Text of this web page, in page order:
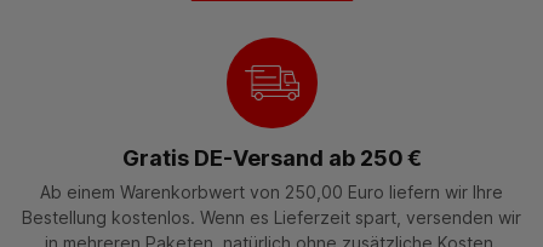
Gratis DE-Versand ab 250 €
Ab einem Warenkorbwert von 250,00 Euro liefern wir Ihre
Bestellung kostenlos. Wenn es Lieferzeit spart, versenden wir
in mehreren Paketen, natürlich ohne zusätzliche Kosten.